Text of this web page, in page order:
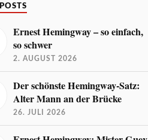
Ernest Hemingway – so einfach,
so schwer
2. AUGUST 2026
Der schönste Hemingway-Satz:
Alter Mann an der Brücke
26. JULI 2026